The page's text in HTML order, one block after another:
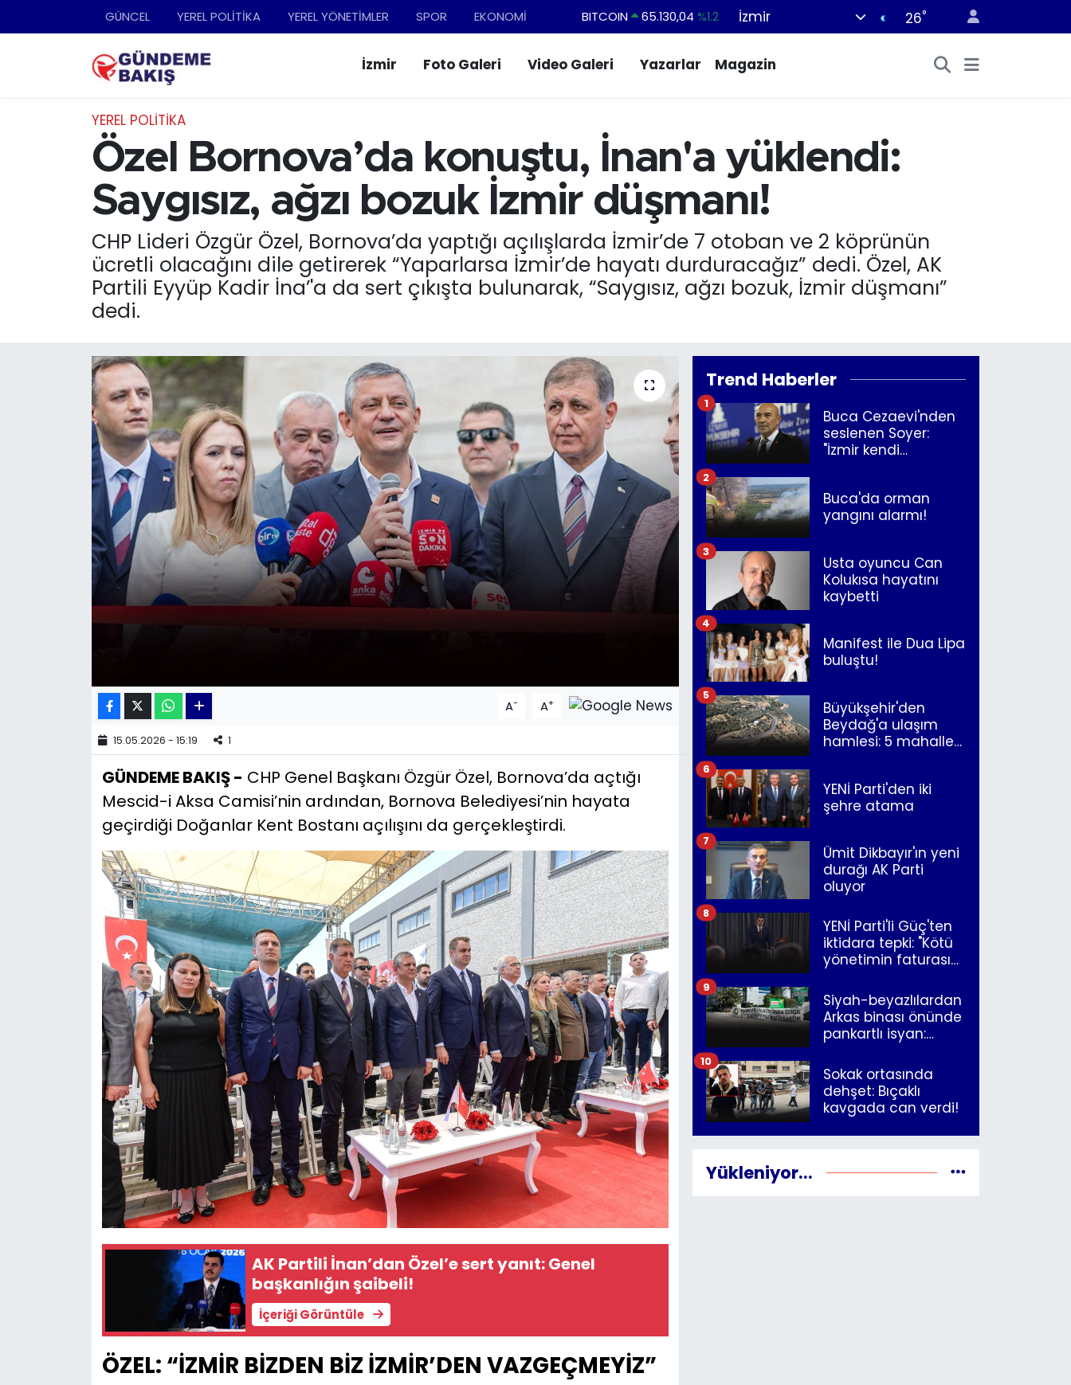
GÜNCEL YEREL POLİTİKA YEREL YÖNETİMLER SPOR EKONOMİ DOLAR 47,7106 %0.17
STERLİN
64,4046 %0.35
BİST100
BITCOIN
65.130,04%1.2
İzmir 26°
İzmir Foto Galeri Video Galeri Yazarlar Magazin
YEREL POLİTİKA
Özel Bornova’da konuştu, İnan'a yüklendi:
Saygısız, ağzı bozuk İzmir düşmanı!
CHP Lideri Özgür Özel, Bornova’da yaptığı açılışlarda İzmir’de 7 otoban ve 2 köprünün
ücretli olacağını dile getirerek “Yaparlarsa İzmir’de hayatı durduracağız” dedi. Özel, AK
Partili Eyyüp Kadir İna’'a da sert çıkışta bulunarak, “Saygısız, ağzı bozuk, İzmir düşmanı”
dedi.
A- A+
15.05.2026 - 15:19 1
GÜNDEME BAKIŞ - CHP Genel Başkanı Özgür Özel, Bornova’da açtığı
Mescid-i Aksa Camisi’nin ardından, Bornova Belediyesi’nin hayata
geçirdiği Doğanlar Kent Bostanı açılışını da gerçekleştirdi.
AK Partili İnan’dan Özel’e sert yanıt: Genel
başkanlığın şaibeli!
İçeriği Görüntüle
ÖZEL: “İZMİR BİZDEN BİZ İZMİR’DEN VAZGEÇMEYİZ”
Trend Haberler
Buca Cezaevi'nden
seslenen Soyer:
"İzmir kendi
1
Buca'da orman
yangını alarmı!
2
Usta oyuncu Can
Kolukısa hayatını
kaybetti
3
Manifest ile Dua Lipa
buluştu!
4
Büyükşehir'den
Beydağ'a ulaşım
hamlesi: 5 mahalle
5
YENİ Parti'den iki
şehre atama
6
Ümit Dikbayır'ın yeni
durağı AK Parti
oluyor
7
YENİ Parti'li Güç'ten
iktidara tepki: "Kötü
yönetimin faturasını
8
Siyah-beyazlılardan
Arkas binası önünde
pankartlı isyan:
İzmir"
9
Sokak ortasında
dehşet: Bıçaklı
kavgada can verdi!
10
Yükleniyor...
Ankara
EKONOMİ
English News
KÜLTÜR SANAT
MAGAZİN
POLİTİKA
SAĞLIK
Siyaset
TEKNOLOJİ
YEREL POLİTİKA
YEREL YÖNETİMLER
Nöbetçi Eczaneler
Trafik Durumu
Süper Lig Puan Durumu ve Fikstür
Tüm Manşetler
Son Dakika Haberleri
Haber Arşivi